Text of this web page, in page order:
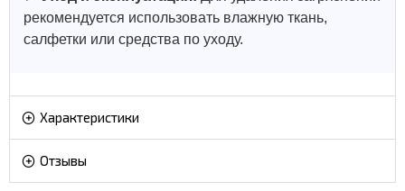
рекомендуется использовать влажную ткань,
салфетки или средства по уходу.
Характеристики
Отзывы